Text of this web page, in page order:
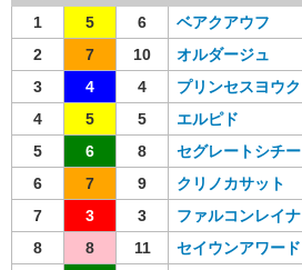
1 5 6 ベアクアウフ
2
7 10 オルダージュ
3
4 4 プリンセスヨウク
4
5 5 エルピド
5
6 8 セグレートシチー
6
7 9 クリノカサット
7
3 3 ファルコンレイナ
8
8 11 セイウンアワード